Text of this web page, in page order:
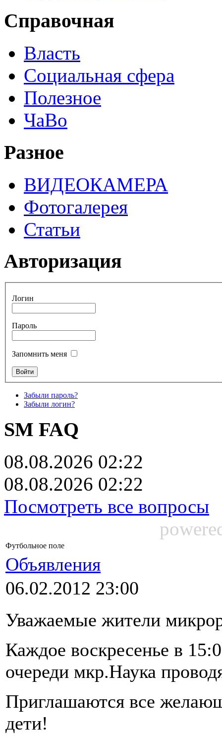
Справочная
Власть
Социальная сфера
Полезное
ЧаВо
Разное
ВИДЕОКАМЕРА
Фотогалерея
Статьи
Авторизация
Логин
Пароль
Запомнить меня
Забыли пароль?
Забыли логин?
SM FAQ
08.08.2026 02:22
08.08.2026 02:22
Посмотреть все вопросы
Футбольное поле
Объявления
06.02.2012 23:00
Уважаемые жители
Каждое воскресенье в
очереди мкр.Наука
Приглашаются все
дети!